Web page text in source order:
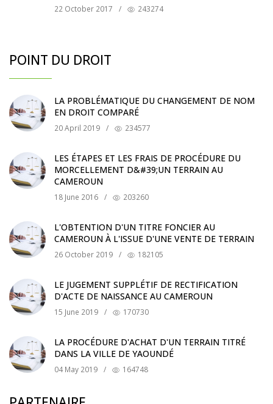
22 October 2017 / 243274
POINT DU DROIT
LA PROBLÉMATIQUE DU CHANGEMENT DE NOM
EN DROIT COMPARÉ
20 April 2019 / 234577
LES ÉTAPES ET LES FRAIS DE PROCÉDURE DU
MORCELLEMENT D&#39;UN TERRAIN AU
CAMEROUN
18 June 2016 / 203260
L'OBTENTION D'UN TITRE FONCIER AU
CAMEROUN À L'ISSUE D'UNE VENTE DE TERRAIN
26 October 2019 / 182105
LE JUGEMENT SUPPLÉTIF DE RECTIFICATION
D'ACTE DE NAISSANCE AU CAMEROUN
15 June 2019 / 170730
LA PROCÉDURE D'ACHAT D'UN TERRAIN TITRÉ
DANS LA VILLE DE YAOUNDÉ
04 May 2019 / 164748